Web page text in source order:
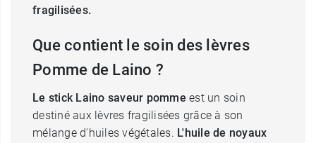
fragilisées.
Que contient le soin des lèvres
Pomme de Laino ?
Le stick Laino saveur pomme est un soin
destiné aux lèvres fragilisées grâce à son
mélange d'huiles végétales. L'huile de noyaux